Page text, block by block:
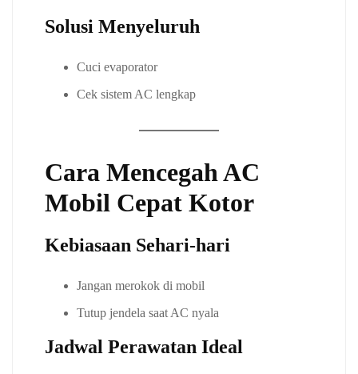
Solusi Menyeluruh
Cuci evaporator
Cek sistem AC lengkap
Cara Mencegah AC
Mobil Cepat Kotor
Kebiasaan Sehari-hari
Jangan merokok di mobil
Tutup jendela saat AC nyala
Jadwal Perawatan Ideal